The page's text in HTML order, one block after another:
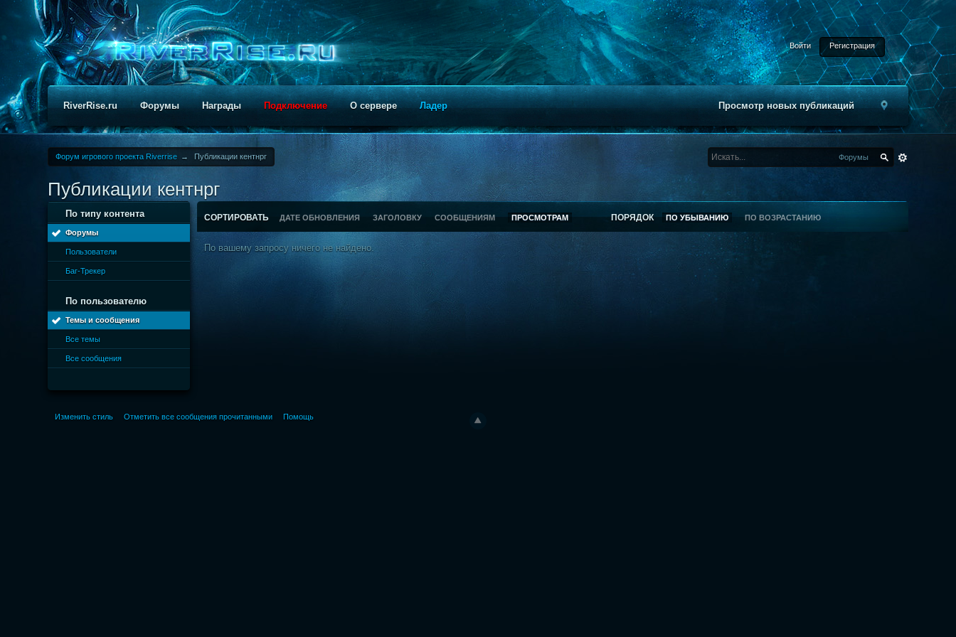
Войти Регистрация
Просмотр новых публикаций
RiverRise.ru Форумы Награды Подключение О сервере Ладер
Форум игрового проекта Riverrise → Публикации кентнрг Форумы
Публикации кентнрг
По типу контента
Форумы
Пользователи
Баг-Трекер
По пользователю
Темы и сообщения
Все темы
Все сообщения
СОРТИРОВАТЬ ДАТЕ ОБНОВЛЕНИЯ ЗАГОЛОВКУ СООБЩЕНИЯМ ПРОСМОТРАМ ПОРЯДОК ПО УБЫВАНИЮ ПО ВОЗРАСТАНИЮ
По вашему запросу ничего не найдено.
Изменить стиль Отметить все сообщения прочитанными Помощь